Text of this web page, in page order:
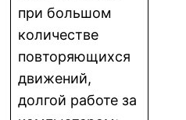
при большом
количестве
повторяющихся
движений,
долгой работе за